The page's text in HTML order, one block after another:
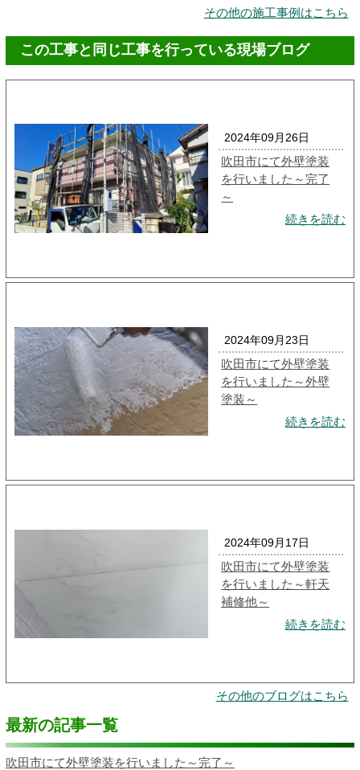
その他の施工事例はこちら
この工事と同じ工事を行っている現場ブログ
2024年09月26日
吹田市にて外壁塗装
を行いました～完了
～
続きを読む
2024年09月23日
吹田市にて外壁塗装
を行いました～外壁
塗装～
続きを読む
2024年09月17日
吹田市にて外壁塗装
を行いました～軒天
補修他～
続きを読む
その他のブログはこちら
最新の記事一覧
吹田市にて外壁塗装を行いました～完了～